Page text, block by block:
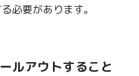
必要があります。
ルアウトすること